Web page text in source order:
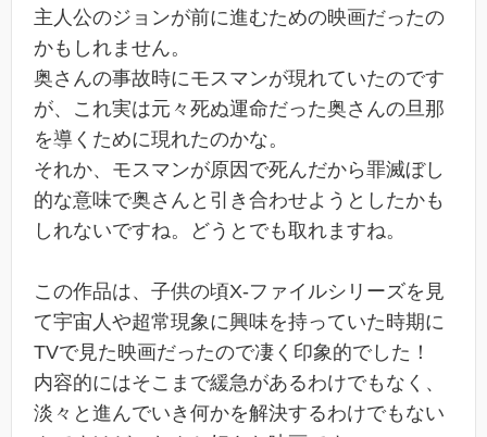
主人公のジョンが前に進むための映画だったの
かもしれません。
奥さんの事故時にモスマンが現れていたのです
が、これ実は元々死ぬ運命だった奥さんの旦那
を導くために現れたのかな。
それか、モスマンが原因で死んだから罪滅ぼし
的な意味で奥さんと引き合わせようとしたかも
しれないですね。どうとでも取れますね。
この作品は、子供の頃X-ファイルシリーズを見
て宇宙人や超常現象に興味を持っていた時期に
TVで見た映画だったので凄く印象的でした！
内容的にはそこまで緩急があるわけでもなく、
淡々と進んでいき何かを解決するわけでもない